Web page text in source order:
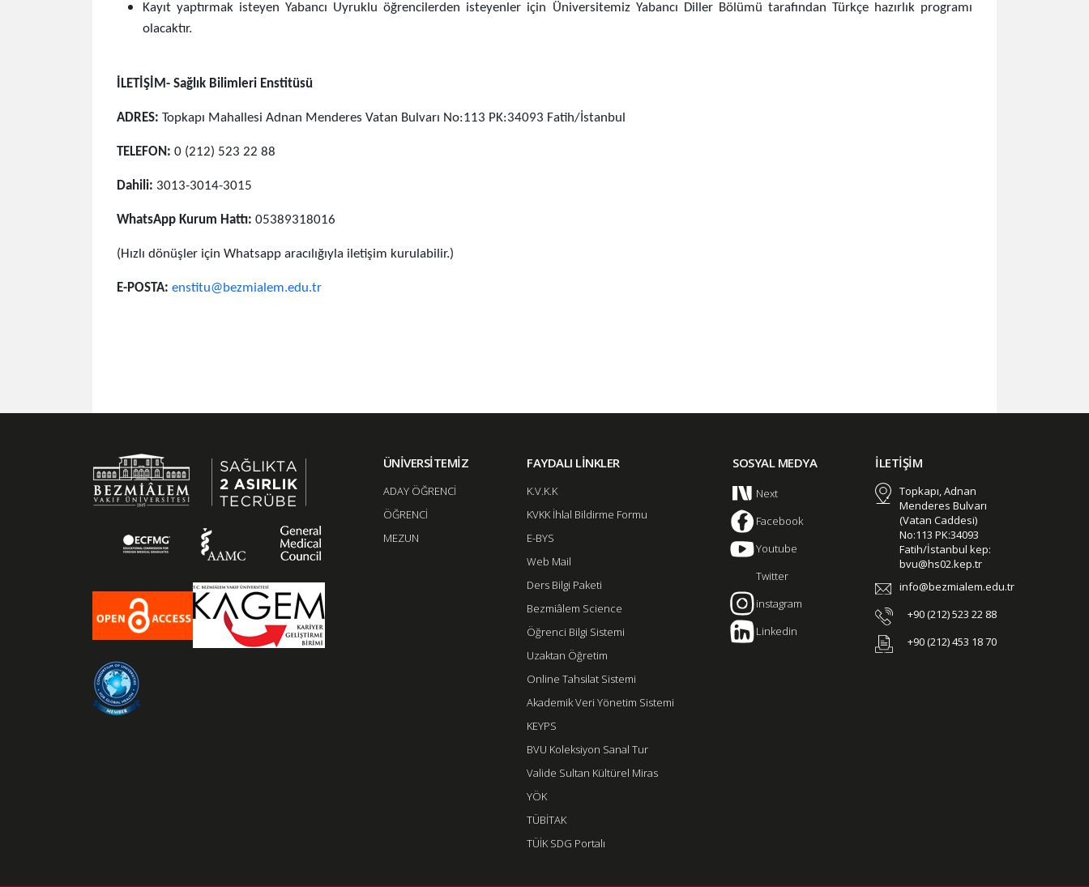
Kayıt yaptırmak isteyen Yabancı Uyruklu öğrencilerden isteyenler için Üniversitemiz Yabancı Diller Bölümü tarafından Türkçe hazırlık programı
olacaktır.
İLETİŞİM- Sağlık Bilimleri Enstitüsü
ADRES: Topkapı Mahallesi Adnan Menderes Vatan Bulvarı No:113 PK:34093 Fatih/İstanbul
TELEFON: 0 (212) 523 22 88
Dahili: 3013-3014-3015
WhatsApp Kurum Hattı: 05389318016
(Hızlı dönüşler için Whatsapp aracılığıyla iletişim kurulabilir.)​
E-POSTA: enstitu@bezmialem.edu.tr
ÜNİVERSİTEMİZ
ADAY ÖĞRENCİ
ÖĞRENCİ
MEZUN
FAYDALI LİNKLER
K.V.K.K
KVKK İhlal Bildirme Formu
E-BYS
Web Mail
Ders Bilgi Paketi
Bezmiâlem Science
Öğrenci Bilgi Sistemi
Uzaktan Öğretim
Online Tahsilat Sistemi
Akademik Veri Yönetim Sistemi
KEYPS
BVU Koleksiyon Sanal Tur
Valide Sultan Kültürel Miras
YÖK
TÜBİTAK
TÜİK SDG Portalı
SOSYAL MEDYA
Next
Facebook
Youtube
Twitter
instagram
Linkedin
İLETİŞİM
Topkapı, Adnan
Menderes Bulvarı
(Vatan Caddesi)
No:113 PK:34093
Fatih/İstanbul kep:
bvu@hs02.kep.tr
info@bezmialem.edu.tr
+90 (212) 523 22 88
+90 (212) 453 18 70